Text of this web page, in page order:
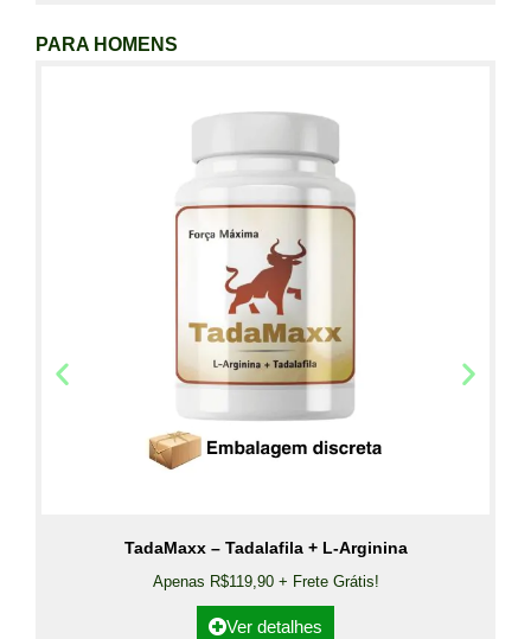
PARA HOMENS
TadaMaxx – Tadalafila + L-Arginina
Apenas R$119,90 + Frete Grátis!
Ver detalhes